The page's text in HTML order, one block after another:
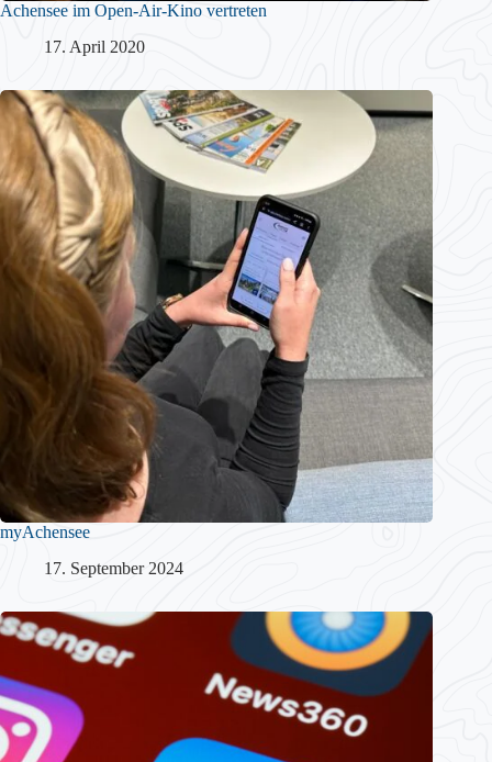
Achensee im Open-Air-Kino vertreten
17. April 2020
myAchensee
17. September 2024